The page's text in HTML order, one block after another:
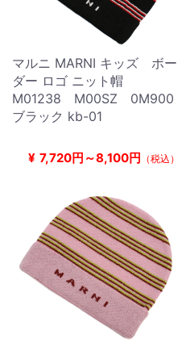
マルニ MARNI キッズ ボー
ダー ロゴ ニット帽
M01238 M00SZ 0M900
ブラック kb-01
¥ 7,720円～8,100円 （税込）